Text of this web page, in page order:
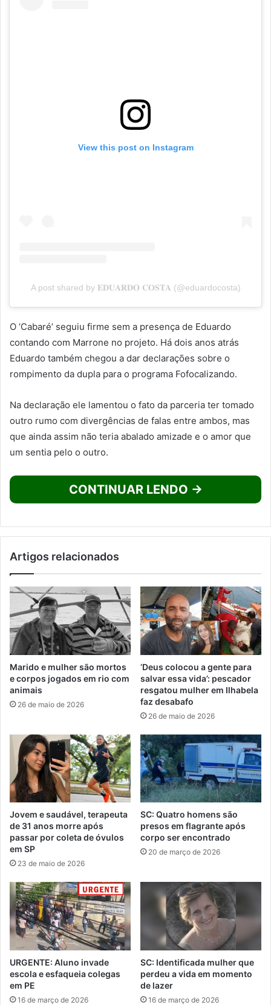
View this post on Instagram
A post shared by 𝐄𝐃𝐔𝐀𝐑𝐃𝐎 𝐂𝐎𝐒𝐓𝐀 (@eduardocosta)
O ‘Cabaré’ seguiu firme sem a presença de Eduardo
contando com Marrone no projeto. Há dois anos atrás
Eduardo também chegou a dar declarações sobre o
rompimento da dupla para o programa Fofocalizando.
Na declaração ele lamentou o fato da parceria ter tomado
outro rumo com divergências de falas entre ambos, mas
que ainda assim não teria abalado amizade e o amor que
um sentia pelo o outro.
CONTINUAR LENDO →
Artigos relacionados
Marido e mulher são mortos
e corpos jogados em rio com
animais
26 de maio de 2026
‘Deus colocou a gente para
salvar essa vida’: pescador
resgatou mulher em Ilhabela
faz desabafo
26 de maio de 2026
Jovem e saudável, terapeuta
de 31 anos morre após
passar por coleta de óvulos
em SP
23 de maio de 2026
SC: Quatro homens são
presos em flagrante após
corpo ser encontrado
20 de março de 2026
URGENTE: Aluno invade
escola e esfaqueia colegas
em PE
16 de março de 2026
SC: Identificada mulher que
perdeu a vida em momento
de lazer
16 de março de 2026